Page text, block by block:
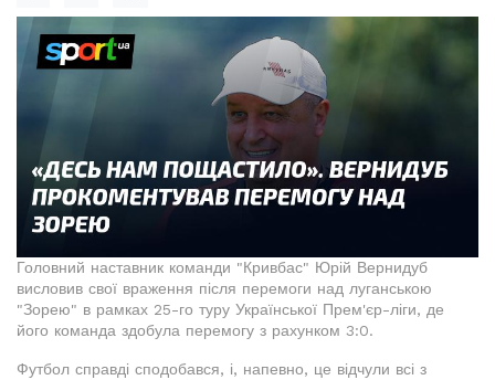
Головний наставник команди "Кривбас" Юрій Вернидуб
висловив свої враження після перемоги над луганською
"Зорею" в рамках 25-го туру Української Прем'єр-ліги, де
його команда здобула перемогу з рахунком 3:0.
Футбол справді сподобався, і, напевно, це відчули всі з